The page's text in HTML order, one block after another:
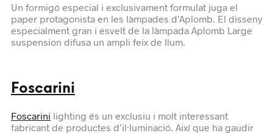
Un formigó especial i exclusivament formulat juga el
paper protagonista en les làmpades d’Aplomb. El disseny
especialment gran i esvelt de la làmpada Aplomb Large
suspension difusa un ampli feix de llum.
Foscarini
Foscarini lighting és un exclusiu i molt interessant
fabricant de productes d’il·luminació. Així que ha gaudir